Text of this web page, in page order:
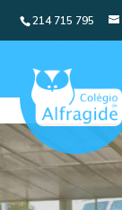
214 715 795